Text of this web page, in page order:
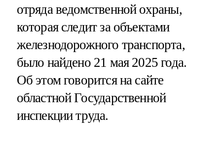
отряда ведомственной охраны,
которая следит за объектами
железнодорожного транспорта,
было найдено 21 мая 2025 года.
Об этом говорится на сайте
областной Государственной
инспекции труда.